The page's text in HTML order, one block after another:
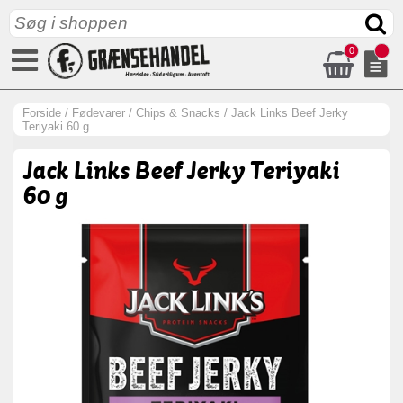
0
Forside / Fødevarer / Chips & Snacks / Jack Links Beef Jerky
Teriyaki 60 g
Jack Links Beef Jerky Teriyaki
60 g